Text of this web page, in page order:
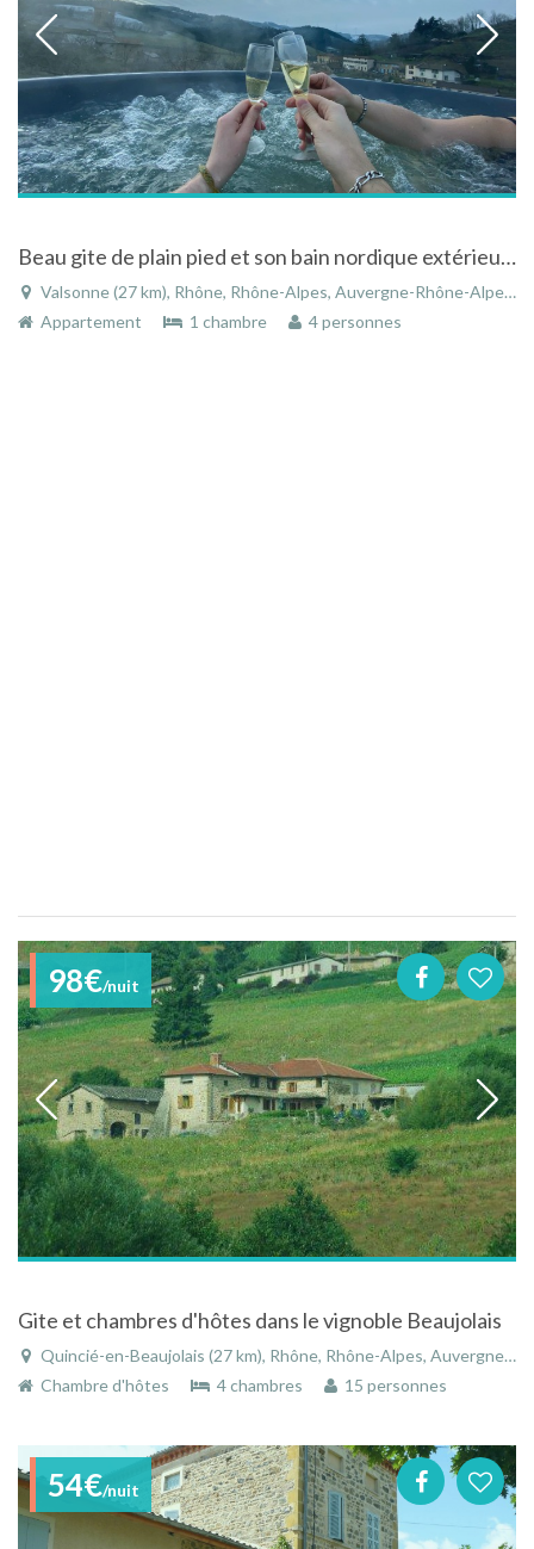
Beau gite de plain pied et son bain nordique extérieur en plein Beaujolais Vert
Valsonne (27 km), Rhône, Rhône-Alpes, Auvergne-Rhône-Alpes, France
Appartement
1 chambre 4 personnes
98€/nuit
Gite et chambres d'hôtes dans le vignoble Beaujolais
Quincié-en-Beaujolais (27 km), Rhône, Rhône-Alpes, Auvergne-Rhône-Alpes, France
Chambre d'hôtes
4 chambres 15 personnes
54€/nuit